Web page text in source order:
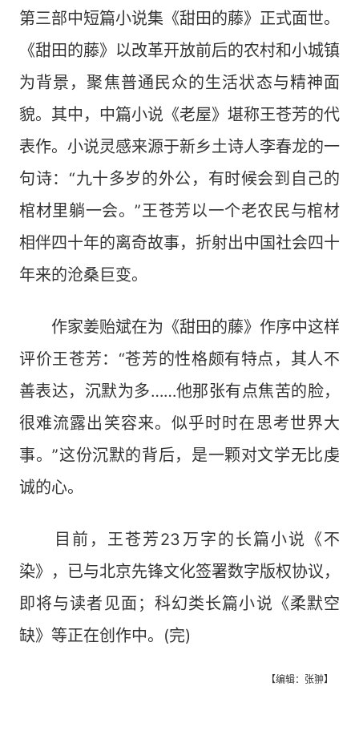
第三部中短篇小说集《甜田的藤》正式面世。
《甜田的藤》以改革开放前后的农村和小城镇
为背景，聚焦普通民众的生活状态与精神面
貌。其中，中篇小说《老屋》堪称王苍芳的代
表作。小说灵感来源于新乡土诗人李春龙的一
句诗：“九十多岁的外公，有时候会到自己的
棺材里躺一会。”王苍芳以一个老农民与棺材
相伴四十年的离奇故事，折射出中国社会四十
年来的沧桑巨变。
作家姜贻斌在为《甜田的藤》作序中这样
评价王苍芳：“苍芳的性格颇有特点，其人不
善表达，沉默为多……他那张有点焦苦的脸，
很难流露出笑容来。似乎时时在思考世界大
事。”这份沉默的背后，是一颗对文学无比虔
诚的心。
目前，王苍芳23万字的长篇小说《不
染》，已与北京先锋文化签署数字版权协议，
即将与读者见面；科幻类长篇小说《柔默空
缺》等正在创作中。(完)
【编辑：张翀】